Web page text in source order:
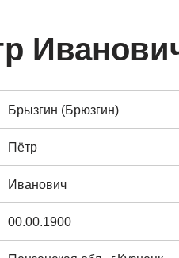
Брызгин (Брюзгин)
Пётр
Иванович
00.00.1900